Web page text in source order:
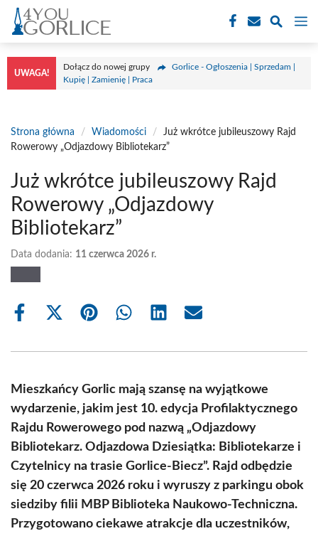
Przejdź
treści
UWAGA!
Dołącz do nowej grupy
Gorlice - Ogłoszenia | Sprzedam |
Kupię | Zamienię | Praca
Strona główna / Wiadomości /
Już wkrótce jubileuszowy Rajd
Rowerowy „Odjazdowy Bibliotekarz”
Już wkrótce jubileuszowy Rajd
Rowerowy „Odjazdowy
Bibliotekarz”
Data dodania: 11 czerwca 2026 r.
Share
Share
(Twitter)
Share Share Share Share
Mieszkańcy Gorlic mają szansę na wyjątkowe
wydarzenie, jakim jest 10. edycja Profilaktycznego
Rajdu Rowerowego pod nazwą „Odjazdowy
Bibliotekarz. Odjazdowa Dziesiątka: Bibliotekarze i
Czytelnicy na trasie Gorlice-Biecz”. Rajd odbędzie
się 20 czerwca 2026 roku i wyruszy z parkingu obok
siedziby filii MBP Biblioteka Naukowo-Techniczna.
Przygotowano ciekawe atrakcje dla uczestników,